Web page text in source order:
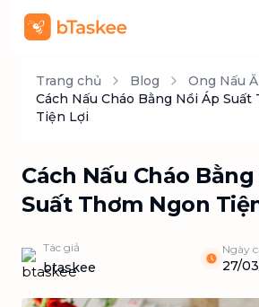
Trang chủ Blog
Ong Nấu
Cách Nấu Cháo Bằng Nồi Áp Suất
Tiện Lợi
Cách Nấu Cháo
Suất Thơm Ngon
Tác giả
btaskee
Ngày
27/